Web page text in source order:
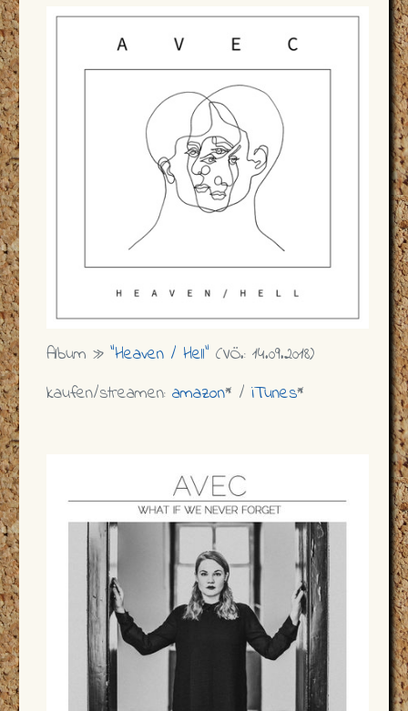
Album » "Heaven / Hell" (VÖ.: 14.09.2018)
kaufen/streamen: amazon* / iTunes*